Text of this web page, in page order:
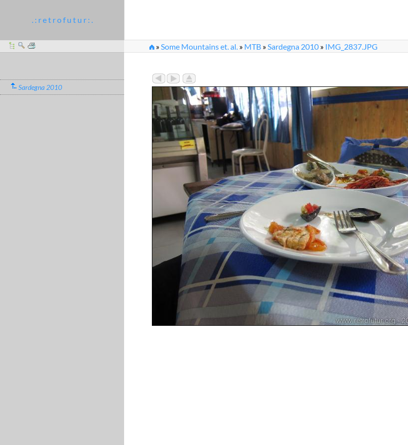
. : r e t r o f u t u r : .
»Some Mountains et. al. » MTB »Sardegna 2010 » IMG_2837.JPG
Sardegna 2010